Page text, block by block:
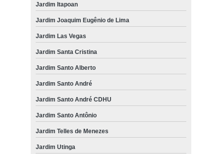
Jardim Itapoan
Jardim Joaquim Eugênio de Lima
Jardim Las Vegas
Jardim Santa Cristina
Jardim Santo Alberto
Jardim Santo André
Jardim Santo André CDHU
Jardim Santo Antônio
Jardim Telles de Menezes
Jardim Utinga